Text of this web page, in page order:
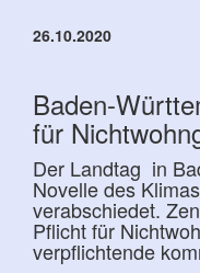
26.10.2020
Baden-
für
Der Landtag in
Novelle des
verabschiedet.
Pflicht für
verpflichtende